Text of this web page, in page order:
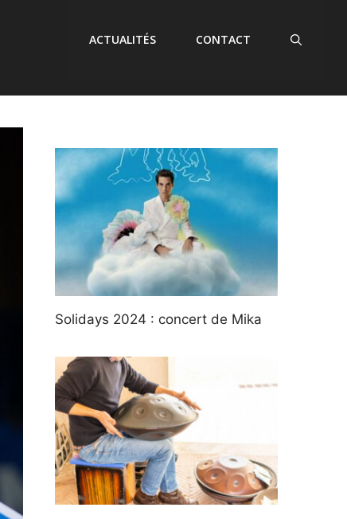
ACTUALITÉS CONTACT
Solidays 2024 : concert de Mika